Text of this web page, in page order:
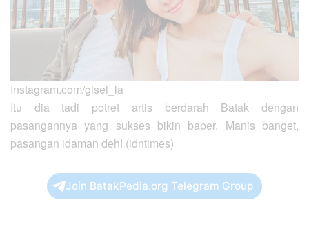
Instagram.com/gisel_la
Itu dia tadi potret artis berdarah Batak dengan
pasangannya yang sukses bikin baper. Manis banget,
pasangan idaman deh! (idntimes)
Join BatakPedia.org Telegram Group